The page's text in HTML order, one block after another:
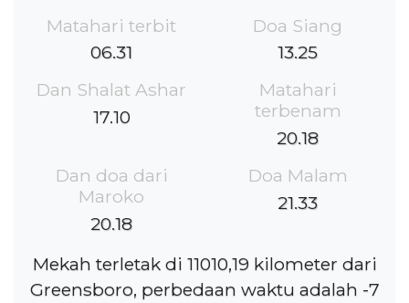
Matahari terbit
06.31
Doa Siang
13.25
Dan Shalat Ashar
17.10
Matahari
terbenam
20.18
Dan doa dari
Maroko
20.18
Doa Malam
21.33
Mekah terletak di 11010,19 kilometer dari
Greensboro, perbedaan waktu adalah -7